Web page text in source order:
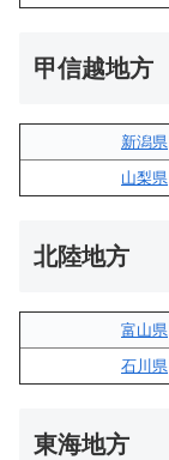
甲信越地方
新潟県
山梨県
北陸地方
富山県
石川県
東海地方